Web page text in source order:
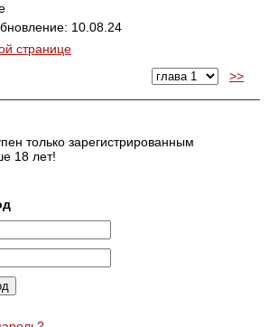
10.08.24
странице
>>
только зарегистрированным
18 лет!